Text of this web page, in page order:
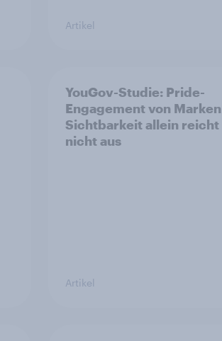
Artikel
YouGov-Studie: Pride-
Engagement von Marken
Sichtbarkeit allein reicht
nicht aus
Artikel